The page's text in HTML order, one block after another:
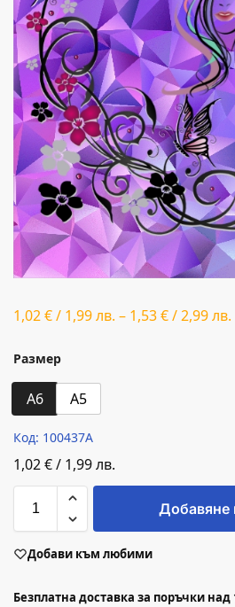
1,02€/ 1,99лв. – 1,53€/2,99лв.
Размер
A6 A5
Код: 100437A
1,02€/ 1,99лв.
Добавяне
Добави към любими
Безплатна доставка за поръчки над